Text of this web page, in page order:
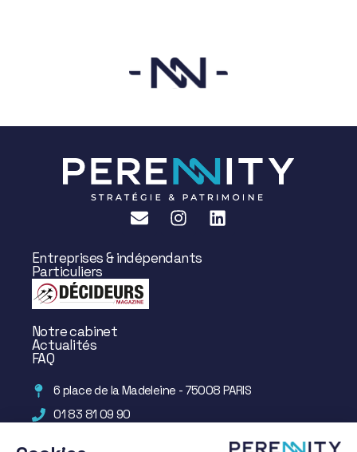
Entreprises & indépendants
Particuliers
Notre cabinet
Actualités
FAQ
6 place de la Madeleine - 75008 PARIS
01 83 81 09 90